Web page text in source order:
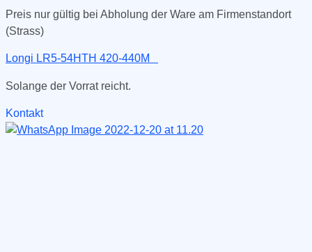
Preis nur gültig bei Abholung der Ware am Firmenstandort
(Strass)
Longi LR5-54HTH 420-440M
Solange der Vorrat reicht.
Kontakt